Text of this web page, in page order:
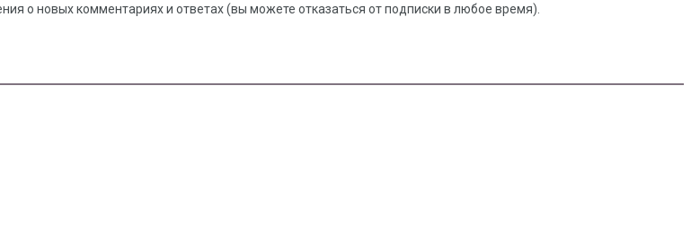
о новых комментариях и ответах (вы можете отказаться от подписки в любое время).